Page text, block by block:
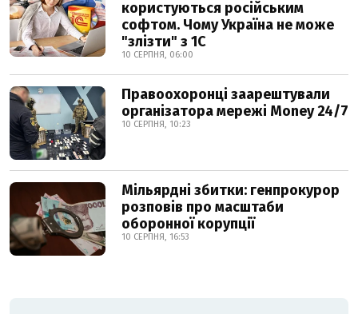
користуються російським
софтом. Чому Україна не може
"злізти" з 1С
10 СЕРПНЯ, 06:00
Правоохоронці заарештували
організатора мережі Money 24/7
10 СЕРПНЯ, 10:23
Мільярдні збитки: генпрокурор
розповів про масштаби
оборонної корупції
10 СЕРПНЯ, 16:53